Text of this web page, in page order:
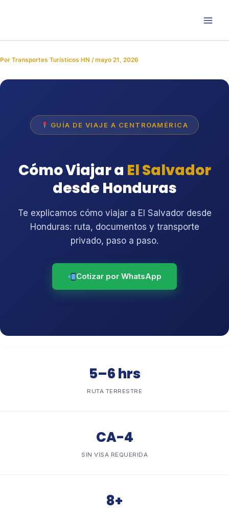
Por Transportes Turísticos HN /mayo 21, 2026
GUÍA DE VIAJE A CENTROAMÉRICA
Cómo Viajar a El Salvador
desde Honduras
Te explicamos cómo viajar a El Salvador desde
Honduras: ruta, documentos y transporte
privado, paso a paso.
Cotizar por WhatsApp
5–6 hrs
RUTA TERRESTRE
CA-4
SIN VISA REQUERIDA
8+